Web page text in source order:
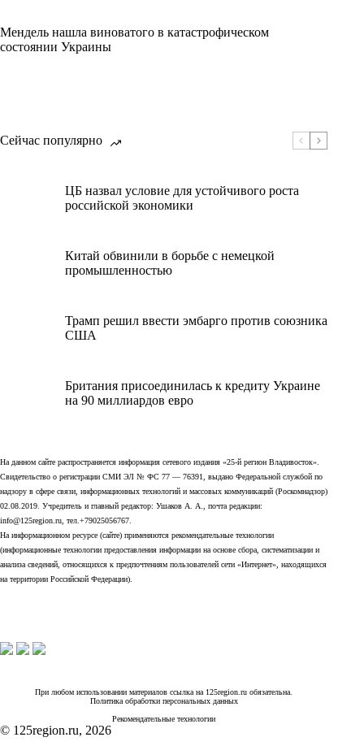
Мендель нашла виноватого в катастрофическом
состоянии Украины
Сейчас популярно
ЦБ назвал условие для устойчивого роста
российской экономики
Китай обвинили в борьбе с немецкой
промышленностью
Трамп решил ввести эмбарго против союзника
США
Британия присоединилась к кредиту Украине
на 90 миллиардов евро
На данном сайте распространяется информация сетевого издания «25-й регион Владивосток».
Свидетельство о регистрации СМИ ЭЛ № ФС 77 — 76391, выдано Федеральной службой по
надзору в сфере связи, информационных технологий и массовых коммуникаций (Роскомнадзор)
02.08.2019. Учредитель и главный редактор: Ушаков А. А., почта редакции:
info@125region.ru, тел.+79025056767.
На информационном ресурсе (сайте) применяются рекомендательные технологии
(информационные технологии предоставления информации на основе сбора, систематизации и
анализа сведений, относящихся к предпочтениям пользователей сети «Интернет», находящихся
на территории Российской Федерации).
При любом использовании материалов ссылка на 125region.ru обязательна.
Политика обработки персональных данных
Рекомендательные технологии
© 125region.ru, 2026